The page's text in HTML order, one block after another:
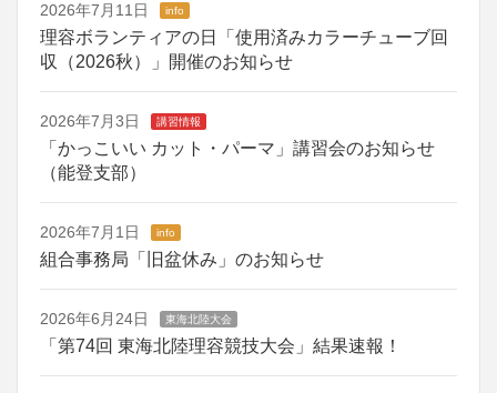
2026年7月11日 info
理容ボランティアの日「使用済みカラーチューブ回
収（2026秋）」開催のお知らせ
2026年7月3日 講習情報
「かっこいい カット・パーマ」講習会のお知らせ
（能登支部）
2026年7月1日 info
組合事務局「旧盆休み」のお知らせ
2026年6月24日 東海北陸大会
「第74回 東海北陸理容競技大会」結果速報！